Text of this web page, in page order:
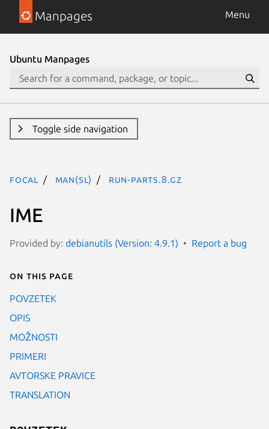
Manpages Menu
Ubuntu Manpages
Toggle side navigation
focal man(sl) run-parts.8.gz
IME
Provided by: debianutils (Version: 4.9.1) Report a bug
On this page
POVZETEK
OPIS
MOŽNOSTI
PRIMERI
AVTORSKE PRAVICE
TRANSLATION